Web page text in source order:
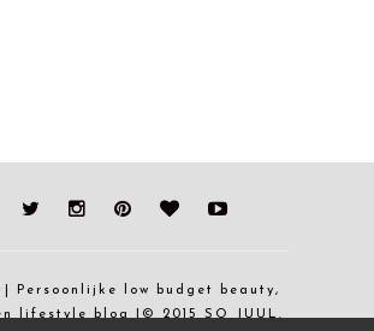
| Persoonlijke low budget beauty,
lifestyle blog |© 2015 SO JUUL.